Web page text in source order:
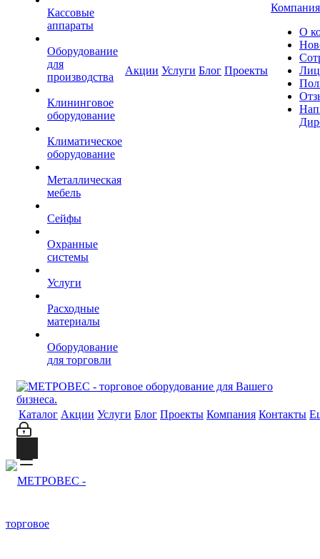
Кассовые
аппараты
Оборудование
для
производства
Клининговое
оборудование
Климатическое
оборудование
Металлическая
мебель
Сейфы
Охранные
системы
Услуги
Расходные
материалы
Оборудование
для торговли
Акции Услуги Блог Проекты
Компания
О
Каталог Акции Услуги Блог Проекты Компания Контакты